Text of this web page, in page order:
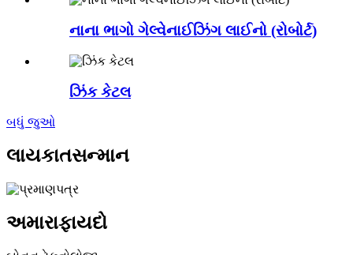
નાના ભાગો ગેલ્વેનાઈઝિંગ લાઈનો (રોબોર્ટ)
ઝિંક કેટલ
બધું જુઓ
લાયકાતસન્માન
અમારાફાયદો